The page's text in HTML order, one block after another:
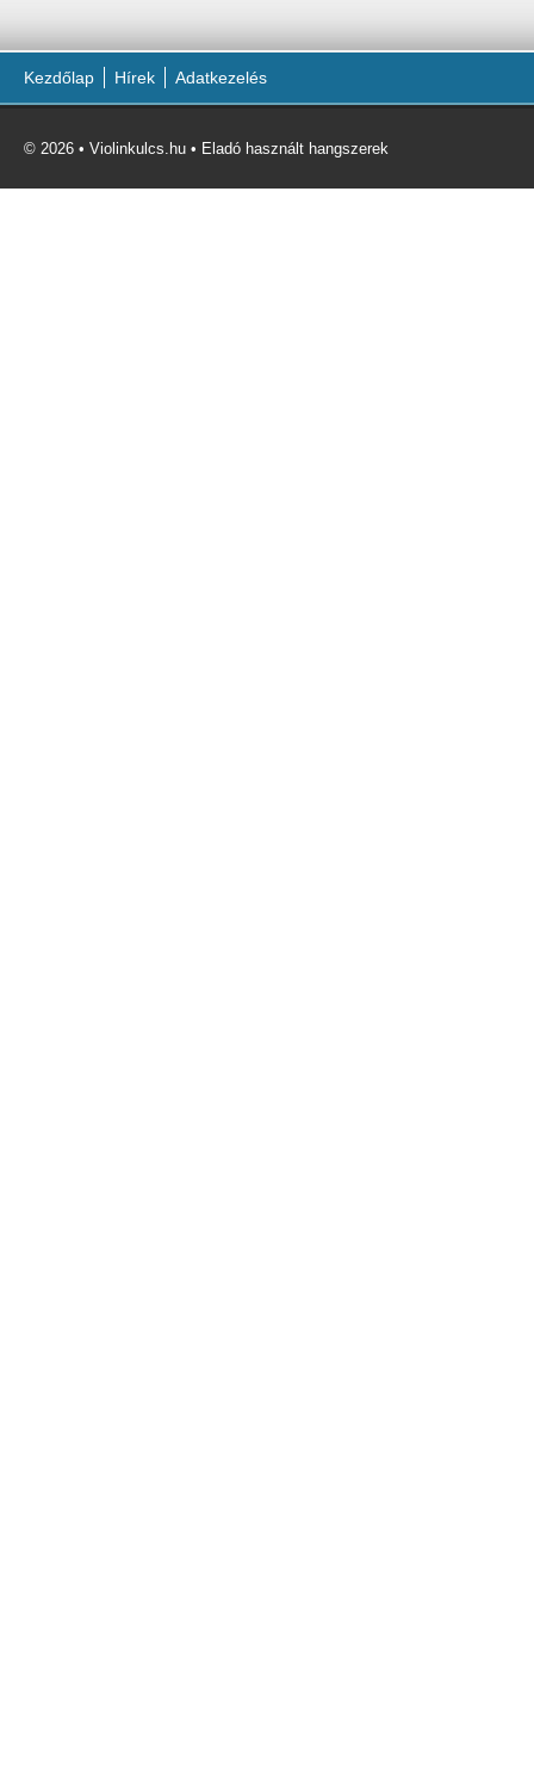
Kezdőlap Hírek Adatkezelés
© 2026 • Violinkulcs.hu • Eladó használt hangszerek